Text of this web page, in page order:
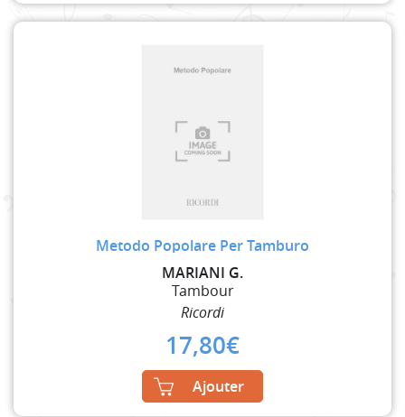
Metodo Popolare Per Tamburo
MARIANI G.
Tambour
Ricordi
17,80€
Ajouter